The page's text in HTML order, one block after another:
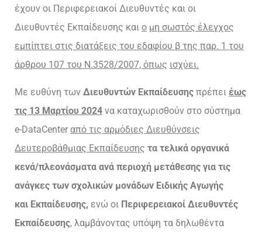
έχουν οι Περιφερειακοί Διευθυντές και οι
Διευθυντές Εκπαίδευσης και ο μη σωστός έλεγχος
εμπίπτει στις διατάξεις του εδαφίου β της παρ. 1 του
άρθρου 107 του Ν.3528/2007, όπως ισχύει.
Με ευθύνη των Διευθυντών Εκπαίδευσης πρέπει έως
τις 13 Μαρτίου 2024 να καταχωρισθούν στο σύστημα
e-DataCenter από τις αρμόδιες Διευθύνσεις
Δευτεροβάθμιας Εκπαίδευσης τα τελικά οργανικά
κενά/πλεονάσματα ανά περιοχή μετάθεσης για τις
ανάγκες των σχολικών μονάδων Eιδικής Αγωγής
και Εκπαίδευσης, ενώ οι Περιφερειακοί Διευθυντές
Εκπαίδευσης, λαμβάνοντας υπόψη τα δηλωθέντα